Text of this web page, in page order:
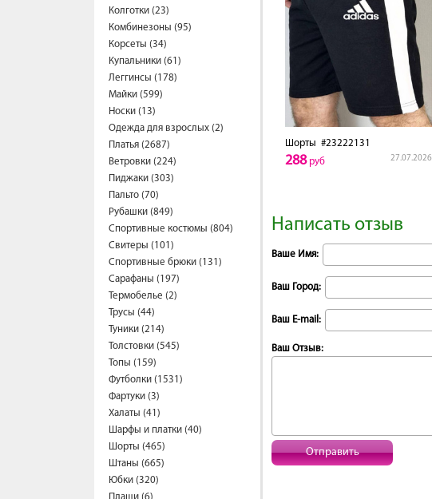
Колготки (23)
Комбинезоны (95)
Корсеты (34)
Купальники (61)
Леггинсы (178)
Майки (599)
Носки (13)
Одежда для взрослых (2)
Платья (2687)
Ветровки (224)
Пиджаки (303)
Пальто (70)
Рубашки (849)
Спортивные костюмы (804)
Свитеры (101)
Спортивные брюки (131)
Сарафаны (197)
Термобелье (2)
Трусы (44)
Туники (214)
Толстовки (545)
Топы (159)
Футболки (1531)
Фартуки (3)
Халаты (41)
Шарфы и платки (40)
Шорты (465)
Штаны (665)
Юбки (320)
Шорты #23222131
27.07.2026
288руб
Написать отзыв
Ваше Имя:
Ваш Город:
Ваш E-mail:
Ваш Отзыв:
Отправить